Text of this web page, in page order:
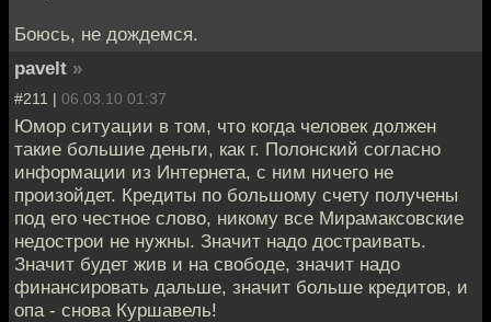
Боюсь, не дождемся.
pavelt »
#211 | 06.03.10 01:37
Юмор ситуации в том, что когда человек должен
такие большие деньги, как г. Полонский согласно
информации из Интернета, с ним ничего не
произойдет. Кредиты по большому счету получены
под его честное слово, никому все Мирамаксовские
недострои не нужны. Значит надо достраивать.
Значит будет жив и на свободе, значит надо
финансировать дальше, значит больше кредитов, и
опа - снова Куршавель!